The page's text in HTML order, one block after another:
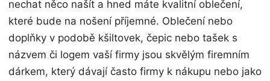
nechat něco našít a hned máte kvalitní oblečení,
které bude na nošení příjemné. Oblečení nebo
doplňky v podobě kšiltovek, čepic nebo tašek s
názvem či logem vaší firmy jsou skvělým firemním
dárkem, který dávají často firmy k nákupu nebo jako